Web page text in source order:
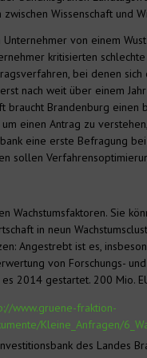
Wissenschaft und
von einem
kritisierten
bei denen
nach weit über einem
Brandenburg einen
einen Antrag zu
eine erste Befragung
sollen
Wachstumsfaktoren. Sie
in neun
Angestrebt ist es,
von Forschungs-
2014 gestartet. 200 Mio.
www.gruene-fraktion-
Kleine_Anfragen/
des Landes